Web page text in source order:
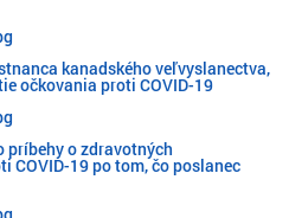
kanadského veľvyslanectva,
očkovania proti COVID-19
príbehy o zdravotných
COVID-19 po tom, čo poslanec